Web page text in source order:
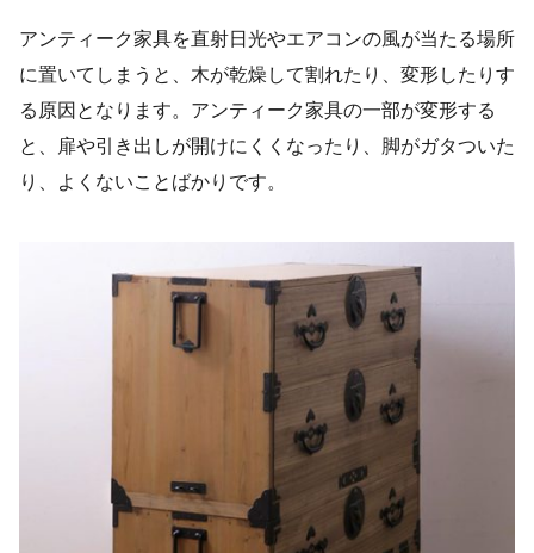
アンティーク家具を直射日光やエアコンの風が当たる場所
に置いてしまうと、木が乾燥して割れたり、変形したりす
る原因となります。アンティーク家具の一部が変形する
と、扉や引き出しが開けにくくなったり、脚がガタついた
り、よくないことばかりです。